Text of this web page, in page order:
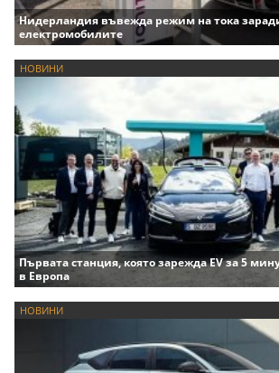
Нидерландия въвежда режим на тока
електромобилите
НОВИНИ
Първата станция, която зарежда EV за 5
в Европа
НОВИНИ